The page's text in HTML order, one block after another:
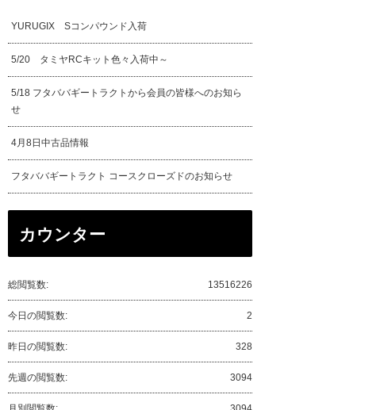
YURUGIX Sコンパウンド入荷
5/20 タミヤRCキット色々入荷中～
5/18 フタババギートラクトから会員の皆様へのお知ら
せ
4月8日中古品情報
フタババギートラクト コースクローズドのお知らせ
カウンター
13516226
総閲覧数:
2
今日の閲覧数:
328
昨日の閲覧数:
3094
先週の閲覧数: